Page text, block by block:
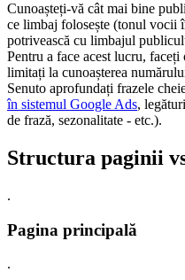
Cunoașteți-vă cât mai bine
ce limbaj folosește (tonul vocii
potrivească cu limbajul
Pentru a face acest lucru,
limitați la cunoașterea
Senuto aprofundați frazele
în sistemul Google Ads,
de frază, sezonalitate - etc.).
Structura paginii
.
Pagina principală
.